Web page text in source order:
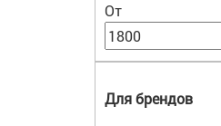
От
Для брендов